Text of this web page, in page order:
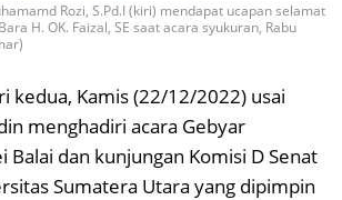
Rozi, S.Pd.I (kiri) mendapat ucapan selamat
H. OK. Faizal, SE saat acara syukuran, Rabu
kedua, Kamis (22/12/2022) usai
menghadiri acara Gebyar
Balai dan kunjungan Komisi D Senat
Sumatera Utara yang dipimpin